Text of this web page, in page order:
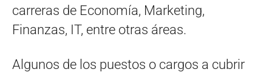
carreras de Economía, Marketing,
Finanzas, IT, entre otras áreas.
Algunos de los puestos o cargos a cubrir